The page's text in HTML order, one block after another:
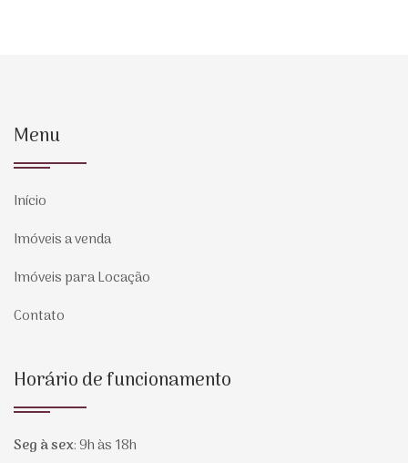
Menu
Início
Imóveis a venda
Imóveis para Locação
Contato
Horário de funcionamento
Seg à sex:9h às 18h